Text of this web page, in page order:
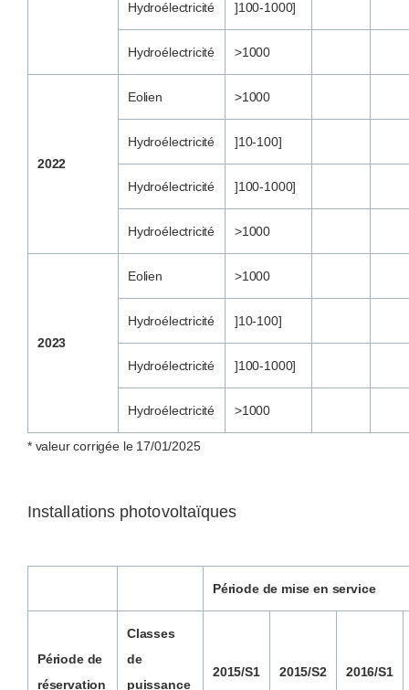
Hydroélectricité ]100-1000]
Hydroélectricité >1000
2022
Eolien >1000
Hydroélectricité ]10-100]
Hydroélectricité ]100-1000]
Hydroélectricité >1000
2023
Eolien >1000
Hydroélectricité ]10-100]
Hydroélectricité ]100-1000]
Hydroélectricité >1000
* valeur corrigée le 17/01/2025
Installations photovoltaïques
Période de mise en service
Période de
réservation
Classes
de
puissance
2015/S1 2015/S2 2016/S1